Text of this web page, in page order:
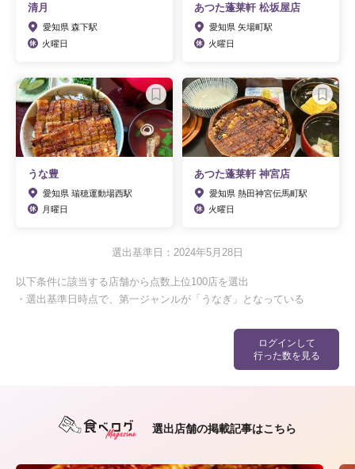
ログインして
行った数を見る
清月
愛知県 森下駅
火曜日
あつた蓬莱軒 松坂屋店
愛知県 矢場町駅
火曜日
うな豊
愛知県 瑞穂運動場西駅
月曜日
あつた蓬莱軒 神宮店
愛知県 熱田神宮伝馬町駅
火曜日
選出基準日：2024年5月28日
以下条件に該当する店舗から点数上位100店を選出
・選出基準日時点で、第一ジャンルが「うなぎ」となっている
選出店舗の掲載記事はこちら